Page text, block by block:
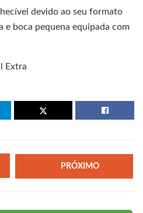
devido ao seu formato
e boca pequena equipada com
Extra
PRÓXIMO